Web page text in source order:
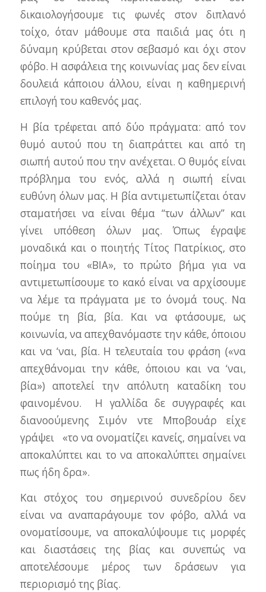
δικαιολογήσουμε τις φωνές στον διπλανό
τοίχο, όταν μάθουμε στα παιδιά μας ότι η
δύναμη κρύβεται στον σεβασμό και όχι στον
φόβο. Η ασφάλεια της κοινωνίας μας δεν είναι
δουλειά κάποιου άλλου, είναι η καθημερινή
επιλογή του καθενός μας.
Η βία τρέφεται από δύο πράγματα: από τον
θυμό αυτού που τη διαπράττει και από τη
σιωπή αυτού που την ανέχεται. Ο θυμός είναι
πρόβλημα του ενός, αλλά η σιωπή είναι
ευθύνη όλων μας. Η βία αντιμετωπίζεται όταν
σταματήσει να είναι θέμα “των άλλων” και
γίνει υπόθεση όλων μας. Όπως έγραψε
μοναδικά και ο ποιητής Τίτος Πατρίκιος, στο
ποίημα του «ΒΙΑ», το πρώτο βήμα για να
αντιμετωπίσουμε το κακό είναι να αρχίσουμε
να λέμε τα πράγματα με το όνομά τους. Να
πούμε τη βία, βία. Και να φτάσουμε, ως
κοινωνία, να απεχθανόμαστε την κάθε, όποιου
και να ‘ναι, βία. Η τελευταία του φράση («να
απεχθάνομαι την κάθε, όποιου και να ‘ναι,
βία») αποτελεί την απόλυτη καταδίκη του
φαινομένου.
Η γαλλίδα δε συγγραφές και
διανοούμενης Σιμόν ντε Μποβουάρ είχε
γράψει «το να ονοματίζει κανείς, σημαίνει να
αποκαλύπτει και το να αποκαλύπτει σημαίνει
πως ήδη δρα».
Και στόχος του σημερινού συνεδρίου δεν
είναι να αναπαράγουμε τον φόβο, αλλά να
ονοματίσουμε, να αποκαλύψουμε τις μορφές
και διαστάσεις της βίας και συνεπώς να
αποτελέσουμε μέρος των δράσεων για
περιορισμό της βίας.